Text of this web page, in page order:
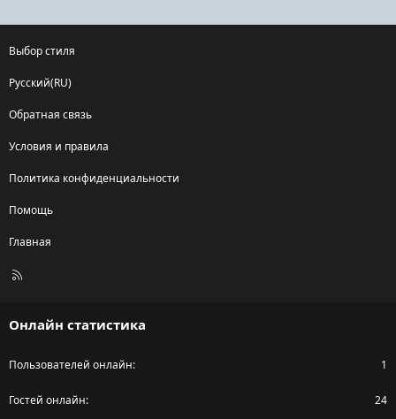
Выбор стиля
Русский(RU)
Обратная связь
Условия и правила
Политика конфиденциальности
Помощь
Главная
R
Онлайн статистика
Пользователей онлайн 1
Гостей онлайн 24